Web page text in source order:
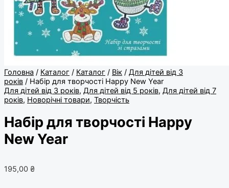
Головна / Каталог / Каталог / Вік / Для дітей від 3
років / Набір для творчості Happy New Year
Для дітей від 3 років, Для дітей від 5 років, Для дітей від 7
років, Новорічні товари, Творчість
Набір для творчості Happy
New Year
195,00 ₴